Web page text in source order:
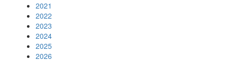
2021
2022
2023
2024
2025
2026